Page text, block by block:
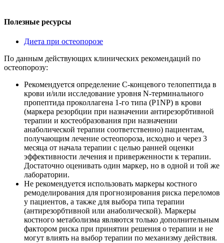
Полезные ресурсы
Диета при остеопорозе
По данным действующих клинических рекомендаций по
остеопорозу:
Рекомендуется определение С-концевого телопептида в
крови и/или исследование уровня N-терминального
пропептида проколлагена 1-го типа (P1NP) в крови
(маркера резорбции при назначении антирезорбтивной
терапии и костеобразования при назначении
анаболической терапии соответственно) пациентам,
получающим лечение остеопороза, исходно и через 3
месяца от начала терапии с целью ранней оценки
эффективности лечения и приверженности к терапии.
Достаточно оценивать один маркер, но в одной и той же
лаборатории.
Не рекомендуется использовать маркеры костного
ремоделирования для прогнозирования риска переломов
у пациентов, а также для выбора типа терапии
(антирезорбтивной или анаболической). Маркеры
костного метаболизма являются только дополнительным
фактором риска при принятии решения о терапии и не
могут влиять на выбор терапии по механизму действия.